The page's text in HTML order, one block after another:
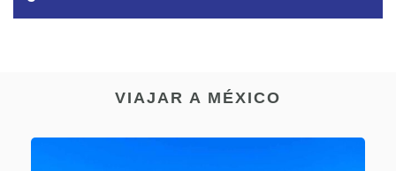
Noroeste.
Tiempo del Centro UTC-6, Verano UTC-5. Supone 7 horas
detrás de España.
opciones, solo en Cancún se encuentran más de 300
VIAJAR A MÉXICO